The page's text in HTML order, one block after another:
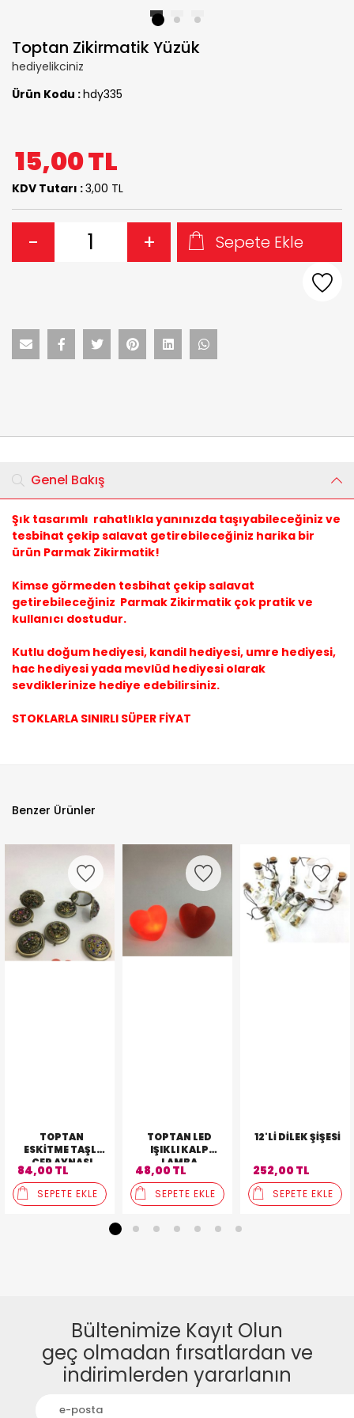
2 3
Toptan Zikirmatik Yüzük
hediyelikciniz
Ürün Kodu :hdy335
15,00TL
KDV Tutarı :3,00 TL
- + Sepete Ekle
Genel Bakış
Şık tasarımlı rahatlıkla yanınızda taşıyabileceğiniz ve
tesbihat çekip salavat getirebileceğiniz harika bir
ürün Parmak Zikirmatik!
Kimse görmeden tesbihat çekip salavat
getirebileceğiniz Parmak Zikirmatik çok pratik ve
kullanıcı dostudur.
Kutlu doğum hediyesi, kandil hediyesi, umre hediyesi,
hac hediyesi yada mevlüd hediyesi olarak
sevdiklerinize hediye edebilirsiniz.
STOKLARLA SINIRLI SÜPER FİYAT
Benzer Ürünler
TOPTAN
ESKITME TAŞLI
CEP AYNASI
84,00 TL
SEPETE EKLE
TOPTAN LED
IŞIKLI KALP
LAMBA
48,00 TL
SEPETE EKLE
12'LI DILEK ŞIŞESI
252,00 TL
SEPETE EKLE
2 3 4 5 6 7
Bültenimize Kayıt Olun
geç olmadan fırsatlardan ve
indirimlerden yararlanın